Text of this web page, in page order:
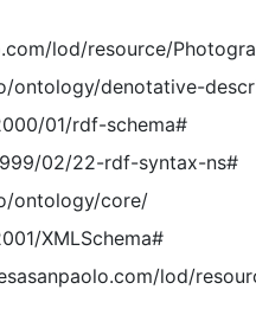
lod/resource/
ontology/denotative-
01/rdf-schema#
02/22-rdf-syntax-ns#
ontology/core/
XMLSchema#
lod/